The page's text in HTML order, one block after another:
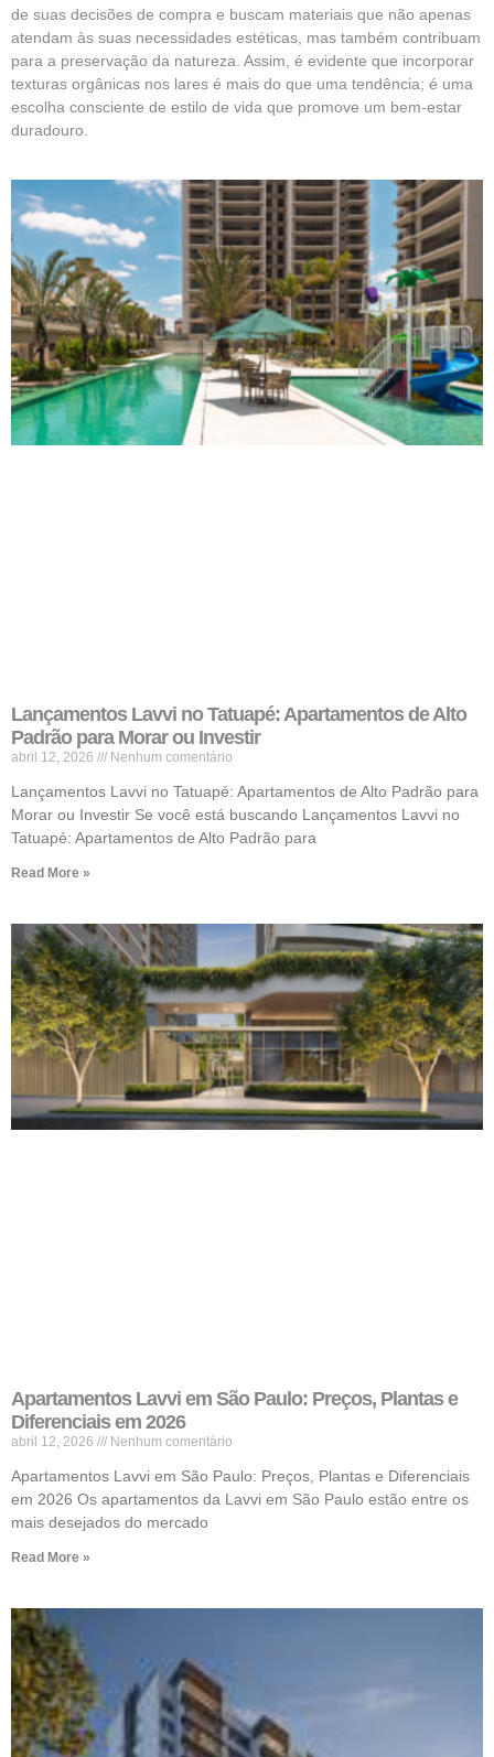
de suas decisões de compra e buscam materiais que não apenas
atendam às suas necessidades estéticas, mas também contribuam
para a preservação da natureza. Assim, é evidente que incorporar
texturas orgânicas nos lares é mais do que uma tendência; é uma
escolha consciente de estilo de vida que promove um bem-estar
duradouro.
Lançamentos Lavvi no Tatuapé: Apartamentos de Alto
Padrão para Morar ou Investir
abril 12, 2026 Nenhum comentário
Lançamentos Lavvi no Tatuapé: Apartamentos de Alto Padrão para
Morar ou Investir Se você está buscando Lançamentos Lavvi no
Tatuapé: Apartamentos de Alto Padrão para
Read More »
Apartamentos Lavvi em São Paulo: Preços, Plantas e
Diferenciais em 2026
abril 12, 2026 Nenhum comentário
Apartamentos Lavvi em São Paulo: Preços, Plantas e Diferenciais
em 2026 Os apartamentos da Lavvi em São Paulo estão entre os
mais desejados do mercado
Read More »